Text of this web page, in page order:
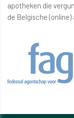
apotheken die
de Belgische